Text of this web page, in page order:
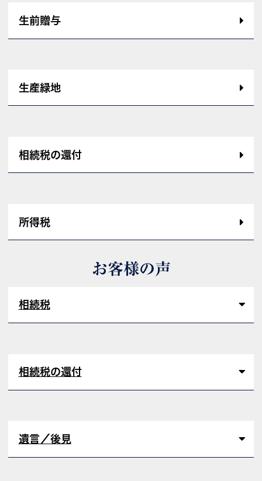
生前贈与
生産緑地
相続税の還付
所得税
お客様の声
相続税
相続税の還付
遺言／後見